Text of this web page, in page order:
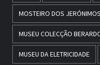
MOSTEIRO DOS JERÓNIMOS
MUSEU COLECÇÃO
MUSEU DA ELETRICIDADE